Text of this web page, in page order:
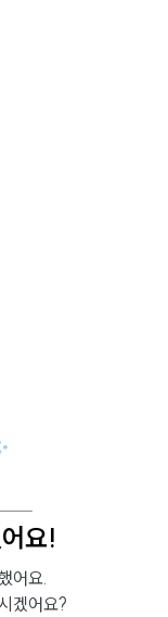
요!
어요.
겠어요?